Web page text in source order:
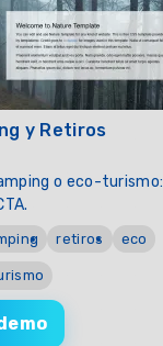
y Retiros
o eco-turismo:
retiros eco